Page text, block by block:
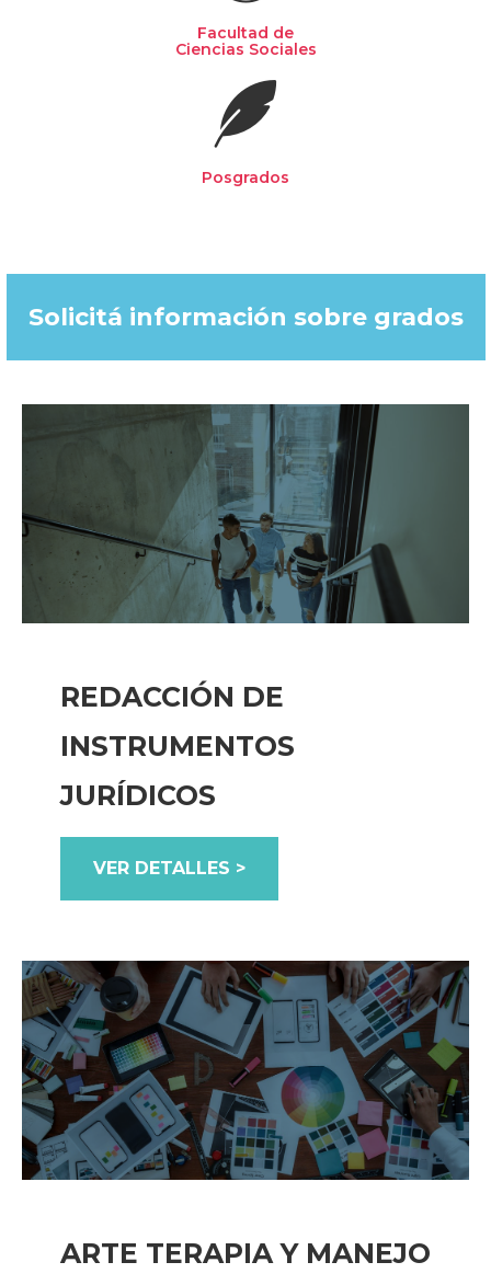
Facultad de
Ciencias Sociales
Posgrados
Solicitá información sobre grados​
REDACCIÓN DE
INSTRUMENTOS
JURÍDICOS
VER DETALLES >
ARTE TERAPIA Y MANEJO